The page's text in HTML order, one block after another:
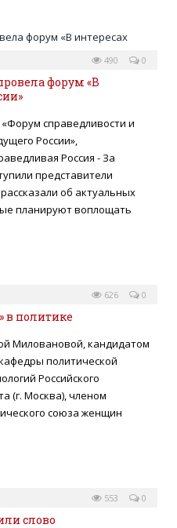
0
490
форум «В
«Форум справедливости и
России»,
Россия - За
представители
об актуальных
планируют воплощать
0
626
в политике
Миловановой, кандидатом
политической
Российского
(г. Москва), членом
союза женщин
0
553
слово